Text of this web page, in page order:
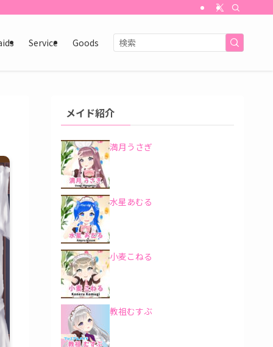
Service Goods
メイド紹介
満月うさぎ
水星あむる
小麦こねる
教祖むすぶ